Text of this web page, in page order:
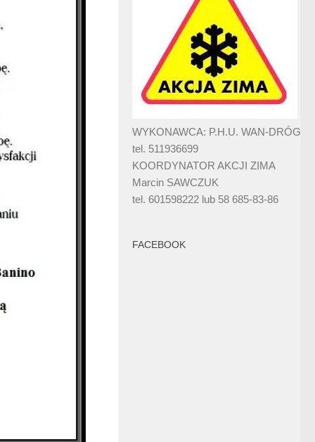
WYKONAWCA: P.H.U. WAN-DRÓG
tel. 511936699
KOORDYNATOR AKCJI ZIMA
Marcin SAWCZUK
tel. 601598222 lub 58 685-83-86
FACEBOOK